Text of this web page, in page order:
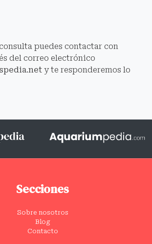
puedes contactar con
del correo electrónico
y te responderemos lo
Secciones
Sobre nosotros
Blog
Contacto